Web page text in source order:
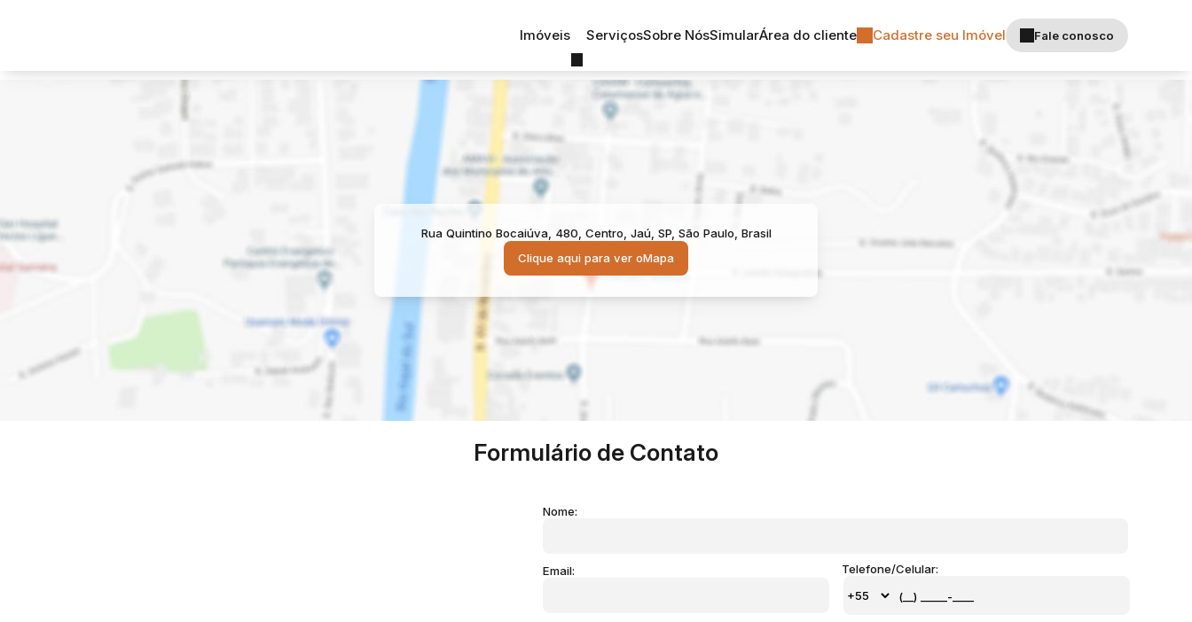
Fale conosco
Cadastre seu Imóvel
Área do cliente
Simular
Sobre Nós
Serviços
Imóveis
Rua Quintino Bocaiúva, 480, Centro, Jaú, SP, São Paulo, Brasil
Clique aqui para ver oMapa
Formulário de Contato
Nome:
Email: Telefone/Celular: